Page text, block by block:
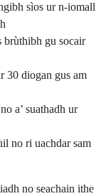
sìos ur n-iomall
brùthibh gu socair
30 diogan gus am
a’ suathadh ur
no ri uachdar sam
no seachain ithe